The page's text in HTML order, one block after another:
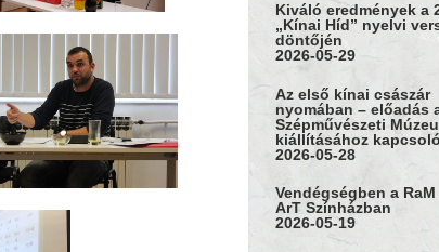
Kiváló eredmények a
„Kínai Híd” nyelvi
döntőjén
2026-05-29
Az első kínai császár
nyomában – előadás
Szépművészeti
kiállításához
2026-05-28
Vendégségben a RaM
ArT Színházban
2026-05-19